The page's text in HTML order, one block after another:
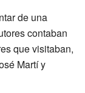
de una
contaban
que visitaban,
Martí y